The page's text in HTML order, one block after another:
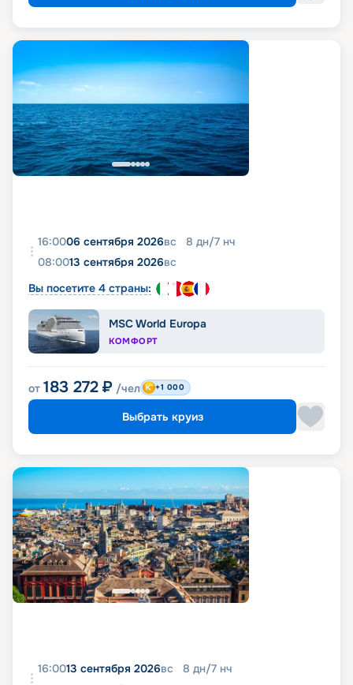
16:0006 сентября 2026вс 8 дн/7 нч
08:0013 сентября 2026вс
Вы посетите 4 страны:
MSC World Europa
КОМФОРТ
от 183 272 ₽ /чел +1 000
Выбрать круиз
16:0013 сентября 2026вс 8 дн/7 нч